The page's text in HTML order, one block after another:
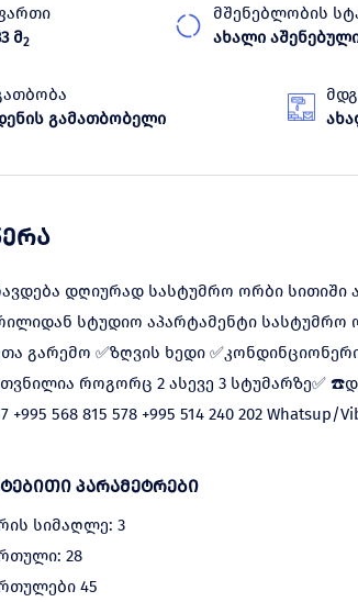
მ2
მშენებლობის
ახალი
გამათბობელი
დღიურად სასტუმრო ორბი სითიში
სტუდიო აპარტამენტი სასტუმრო
გარემო ✅ზღვის ხედი
როგორც 2 ასევე 3 სტუმარზე✅
+995 568 815 578 +995 514 240 202 Whatsup/
პარამეტრები
სიმაღლე: 3
28
45